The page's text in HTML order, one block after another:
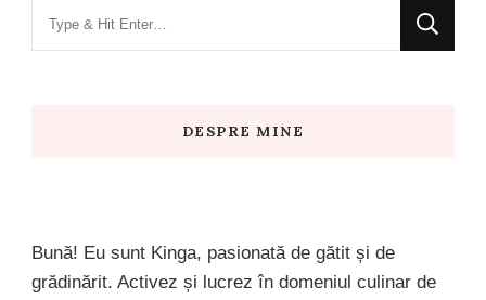
DESPRE MINE
Bună! Eu sunt Kinga, pasionată de gătit și de
grădinărit. Activez și lucrez în domeniul culinar de